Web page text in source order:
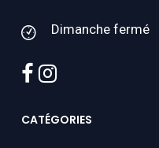
Dimanche fermé
facebook
instagram
CATÉGORIES